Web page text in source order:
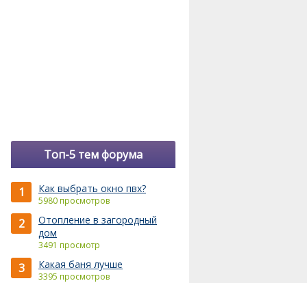
0,52
0,49
0,43
0,39
Топ-5 тем форума
1 Как выбрать окно пвх?
5980 просмотров
2
Отопление в загородный
дом
3491 просмотр
3 Какая баня лучше
3395 просмотров